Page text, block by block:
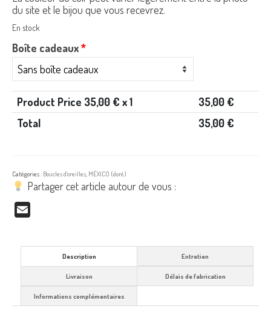
du site et le bijou que vous recevrez.
En stock
Boîte cadeaux*
Product Price 35,00€ x 1 35,00€
Total
35,00€
Catégories : Boucles d'oreilles, MÉXICO (doré)
Partager cet article autour de vous :
Description Entretien
Livraison Délais de fabrication
Informations complémentaires